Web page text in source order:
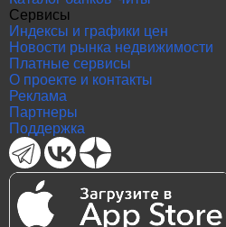
Сервисы
Индексы и графики цен
Новости рынка недвижимости
Платные сервисы
О проекте и контакты
Реклама
Партнеры
Поддержка